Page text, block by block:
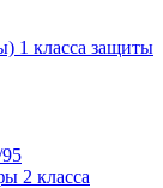
1 класса защиты
2 класса